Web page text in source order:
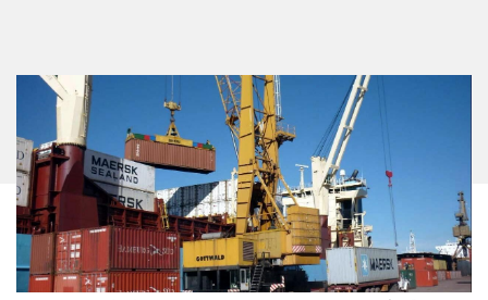
Certificado de Origen Digital